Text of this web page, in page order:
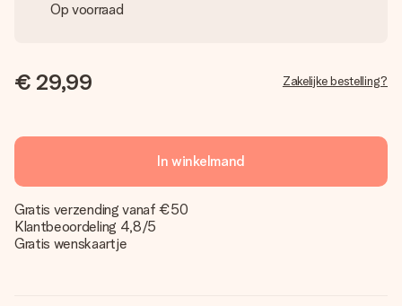
Op voorraad
€ 29,99 Zakelijke bestelling?
In winkelmand
Gratis verzending vanaf €50
Klantbeoordeling 4,8/5
Gratis wenskaartje